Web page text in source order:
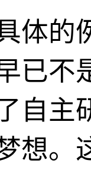
体的
已不
自主
想。